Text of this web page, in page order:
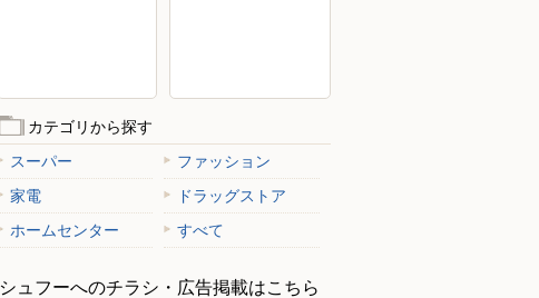
カテゴリから探す
スーパー
ファッション
家電
ドラッグストア
ホームセンター
すべて
シュフーへのチラシ・広告掲載はこちら